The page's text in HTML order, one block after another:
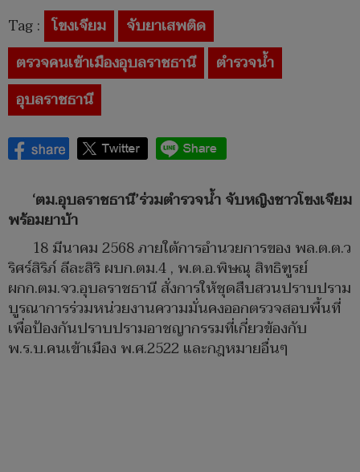
Tag : โขงเจียม
จับยาเสพติด
ตรวจคนเข้าเมืองอุบลราชธานี
ตำรวจน้ำ
อุบลราชธานี
‘ตม.อุบลราชธานี’ร่วมตำรวจน้ำ จับหญิงชาวโขงเจียม
พร้อมยาบ้า
18 มีนาคม 2568 ภายใต้การอำนวยการของ พล.ต.ต.ว
ริศร์สิริภ์ ลีละสิริ ผบก.ตม.4 , พ.ต.อ.พิษณุ สิทธิฑูรย์
ผกก.ตม.จว.อุบลราชธานี สั่งการให้ชุดสืบสวนปราบปราม
บูรณาการร่วมหน่วยงานความมั่นคงออกตรวจสอบพื้นที่
เพื่อป้องกันปราบปรามอาชญากรรมที่เกี่ยวข้องกับ
พ.ร.บ.คนเข้าเมือง พ.ศ.2522 และกฎหมายอื่นๆ